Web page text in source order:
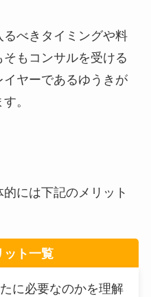
べきタイミングや料
もコンサルを受ける
ヤーであるゆうきが
。
には下記のメリット
ット一覧
に必要なのかを理解